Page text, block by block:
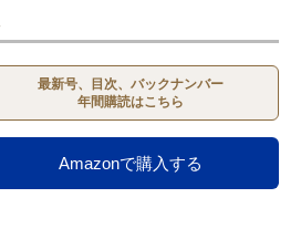
最新号、目次、バックナンバー
年間購読はこちら
Amazonで購入する